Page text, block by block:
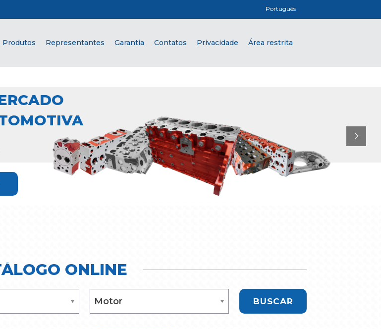
Português
Produtos Representantes Garantia Contatos Privacidade Área restrita
ONLINE
Motor
Motor